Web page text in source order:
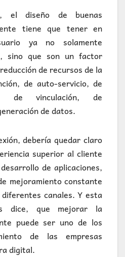
el diseño de buenas
tiene que tener en
ya no solamente
sino que son un factor
de recursos de la
de auto-servicio, de
de vinculación, de
de datos.
debería quedar claro
superior al cliente
de aplicaciones,
mejoramiento constante
canales. Y esta
dice, que mejorar la
puede ser uno de los
de las empresas
digital.